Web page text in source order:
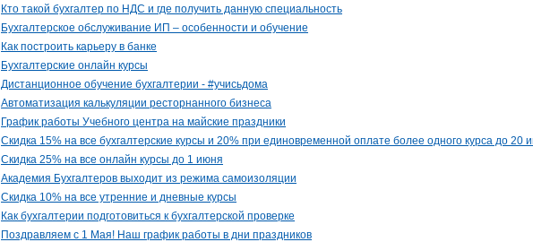
Кто такой бухгалтер по НДС и где получить данную специальность
Бухгалтерское обслуживание ИП – особенности и обучение
Как построить карьеру в банке
Бухгалтерские онлайн курсы
Дистанционное обучение бухгалтерии - #учисьдома
Автоматизация калькуляции ресторнанного бизнеса
График работы Учебного центра на майские праздники
Скидка 15% на все бухгалтерские курсы и 20% при единовременной оплате более одного курса до 20
Скидка 25% на все онлайн курсы до 1 июня
Академия Бухгалтеров выходит из режима самоизоляции
Скидка 10% на все утренние и дневные курсы
Как бухгалтерии подготовиться к бухгалтерской проверке
Поздравляем с 1 Мая! Наш график работы в дни праздников